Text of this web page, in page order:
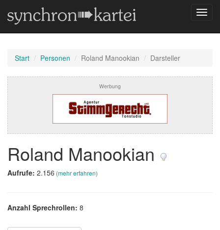
Start Personen Roland Manookian Darsteller
Werbung
Roland Manookian
Aufrufe: 2.156 (mehr erfahren)
Anzahl Sprechrollen: 8